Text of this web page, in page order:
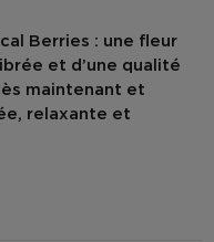
Berries : une fleur
et d’une qualité
maintenant et
relaxante et